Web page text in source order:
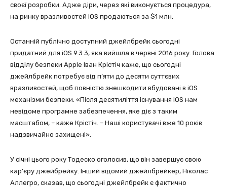
своєї розробки. Адже діри, через які виконується процедура,
на ринку вразливостей iOS продаються за $1 млн.
Останній публічно доступний джейлбрейк сьогодні
придатний для iOS 9.3.3, яка вийшла в червні 2016 року. Голова
відділу безпеки Apple Іван Крістіч каже, що сьогодні
джейлбрейк потребує від п’яти до десяти суттєвих
вразливостей, щоб повністю знешкодити вбудовані в iOS
механізми безпеки. «Після десятиліття існування iOS нам
невідоме програмне забезпечення, яке діє з таким
масштабом, – каже Крістіч. – Наші користувачі вже 10 років
надзвичайно захищені».
У січні цього року Тодеско оголосив, що він завершує свою
кар’єру джейбрейку. Інший відомий джейлбрейкер, Ніколас
Аллегро, сказав, що сьогодні джейлбрейк є фактично